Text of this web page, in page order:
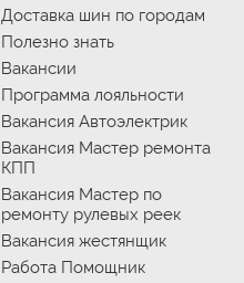
Доставка шин по городам
Полезно знать
Вакансии
Программа лояльности
Вакансия Автоэлектрик
Вакансия Мастер ремонта
КПП
Вакансия Мастер по
ремонту рулевых реек
Вакансия жестянщик
Работа Помощник